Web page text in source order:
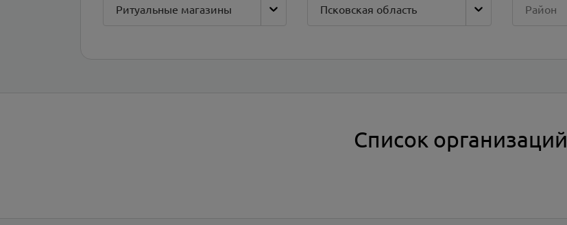
Ритуальные магазины Псковская область Район
Список организаций